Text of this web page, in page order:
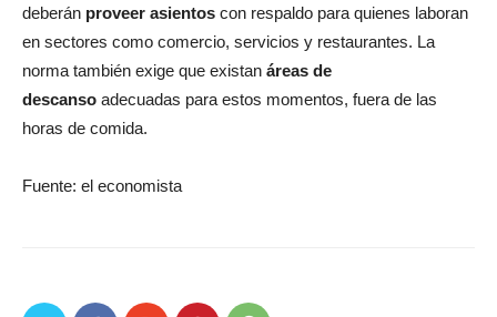
deberán proveer asientos con respaldo para quienes laboran
en sectores como comercio, servicios y restaurantes. La
norma también exige que existan áreas de
descanso adecuadas para estos momentos, fuera de las
horas de comida.
Fuente: el economista